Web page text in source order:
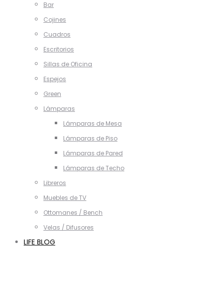
Bar
Cojines
Cuadros
Escritorios
Sillas de Oficina
Espejos
Green
Lámparas
Lámparas de Mesa
Lámparas de Piso
Lámparas de Pared
Lámparas de Techo
Libreros
Muebles de TV
Ottomanes / Bench
Velas / Difusores
LIFE BLOG